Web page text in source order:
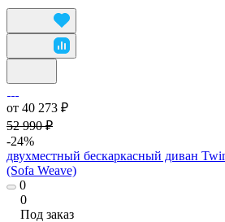
от 40 273 ₽
52 990 ₽
-24%
двухместный бескаркасный диван
(Sofa Weave)
0
0
Под заказ